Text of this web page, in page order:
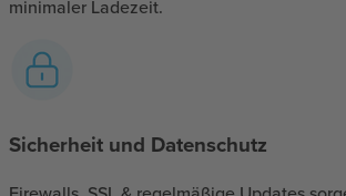
minimaler Ladezeit.
Sicherheit und Datenschutz